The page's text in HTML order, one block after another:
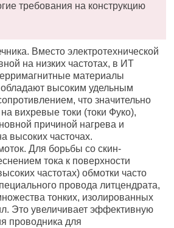
требования на конструкцию
Вместо электротехнической
на низких частотах, в ИТ
материалы
высоким удельным
что значительно
вихревые токи (токи Фуко),
причиной нагрева и
высоких часточах.
Для борьбы со скин-
тока к поверхности
частотах) обмотки часто
провода литцендрата,
тонких, изолированных
Это увеличивает эффективную
проводника для